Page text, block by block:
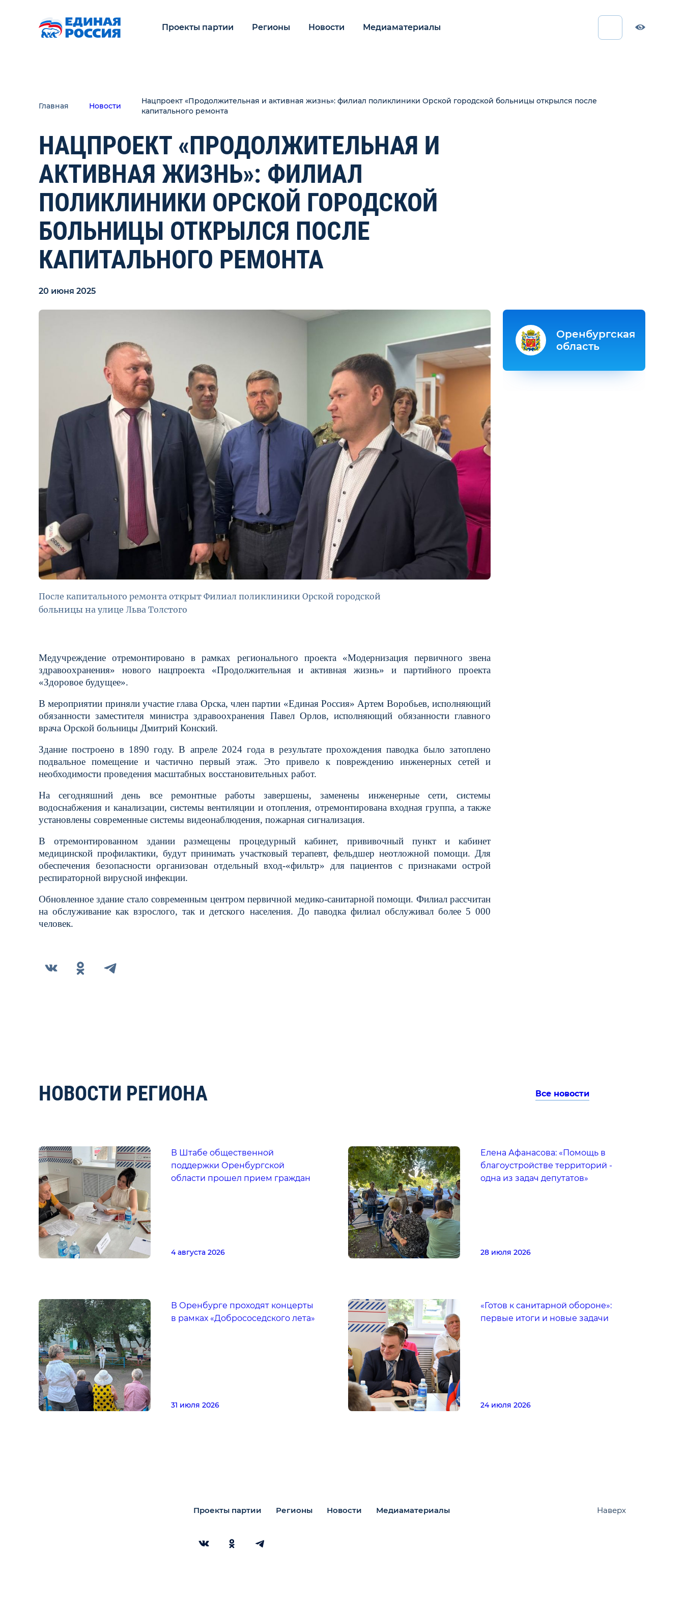
Проекты партии Регионы Новости Медиаматериалы
Главная Новости
Нацпроект «Продолжительная и активная жизнь»: филиал поликлиники Орской городской больницы открылся после
капитального ремонта
НАЦПРОЕКТ «ПРОДОЛЖИТЕЛЬНАЯ И
АКТИВНАЯ ЖИЗНЬ»: ФИЛИАЛ
ПОЛИКЛИНИКИ ОРСКОЙ ГОРОДСКОЙ
БОЛЬНИЦЫ ОТКРЫЛСЯ ПОСЛЕ
КАПИТАЛЬНОГО РЕМОНТА
20 июня 2025
После капитального ремонта открыт Филиал поликлиники Орской городской
больницы на улице Льва Толстого
Медучреждение отремонтировано в рамках регионального проекта «Модернизация первичного звена
здравоохранения» нового нацпроекта «Продолжительная и активная жизнь» и партийного проекта
«Здоровое будущее».
В мероприятии приняли участие глава Орска, член партии «Единая Россия» Артем Воробьев, исполняющий
обязанности заместителя министра здравоохранения Павел Орлов, исполняющий обязанности главного
врача Орской больницы Дмитрий Конский.
Здание построено в 1890 году. В апреле 2024 года в результате прохождения паводка было затоплено
подвальное помещение и частично первый этаж. Это привело к повреждению инженерных сетей и
необходимости проведения масштабных восстановительных работ.
На сегодняшний день все ремонтные работы завершены, заменены инженерные сети, системы
водоснабжения и канализации, системы вентиляции и отопления, отремонтирована входная группа, а также
установлены современные системы видеонаблюдения, пожарная сигнализация.
В отремонтированном здании размещены процедурный кабинет, прививочный пункт и кабинет
медицинской профилактики, будут принимать участковый терапевт, фельдшер неотложной помощи. Для
обеспечения безопасности организован отдельный вход-«фильтр» для пациентов с признаками острой
респираторной вирусной инфекции.
Обновленное здание стало современным центром первичной медико-санитарной помощи. Филиал рассчитан
на обслуживание как взрослого, так и детского населения. До паводка филиал обслуживал более 5 000
человек.
Оренбургская
область
НОВОСТИ РЕГИОНА Все новости
В Штабе общественной
поддержки Оренбургской
области прошел прием граждан
4 августа 2026
В Оренбурге проходят концерты
в рамках «Добрососедского лета»
31 июля 2026
Елена Афанасова: «Помощь в
благоустройстве территорий -
одна из задач депутатов»
28 июля 2026
«Готов к санитарной обороне»:
первые итоги и новые задачи
24 июля 2026
Проекты партии Регионы Новости Медиаматериалы Наверх